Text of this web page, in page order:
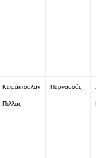
Καϊμάκτσαλαν
Πέλλας
Παρνασσός